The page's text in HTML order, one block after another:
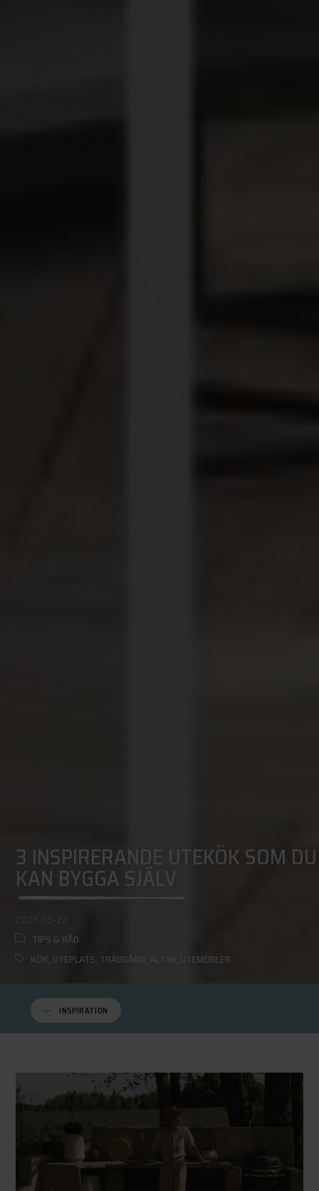
3 INSPIRERANDE UTEKÖK SOM DU
KAN BYGGA SJÄLV
2026-05-22
TIPS & RÅD
KÖK, UTEPLATS, TRÄDGÅRD ALTAN UTEMÖBLER
INSPIRATION